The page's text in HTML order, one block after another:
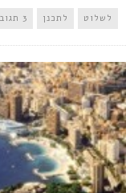
לשלוט לתכנן 3 תגובות